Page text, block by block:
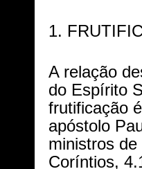
1.
A relação
do Espírito
frutificação
apóstolo
ministros
Coríntios,